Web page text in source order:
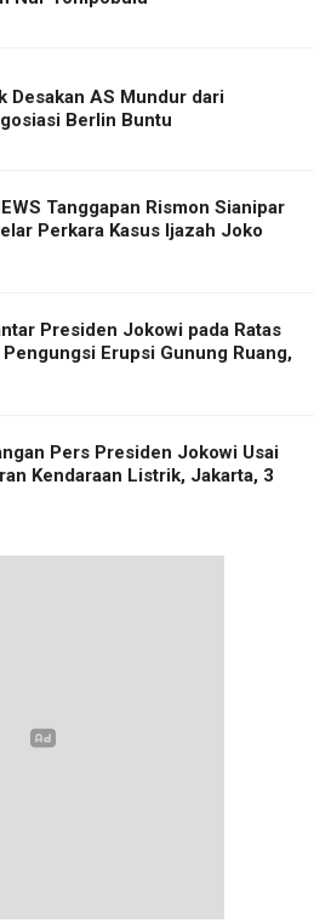
Desakan AS Mundur dari
Berlin Buntu
Tanggapan Rismon Sianipar
Perkara Kasus Ijazah Joko
Presiden Jokowi pada Ratas
Pengungsi Erupsi Gunung Ruang,
Pers Presiden Jokowi Usai
Kendaraan Listrik, Jakarta, 3